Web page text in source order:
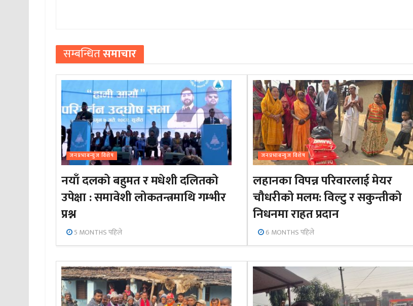
सम्बन्धितसमाचार
जनप्रभाबन्युज विशेष
नयाँ दलको बहुमत र मधेशी दलितको
उपेक्षा : समावेशी लोकतन्त्रमाथि गम्भीर
प्रश्न
5 MONTHS पहिले
जनप्रभाबन्युज विशेष
लहानका विपन्न परिवारलाई मेयर
चौधरीको मलम: विल्टु र सकुन्तीको
निधनमा राहत प्रदान
6 MONTHS पहिले